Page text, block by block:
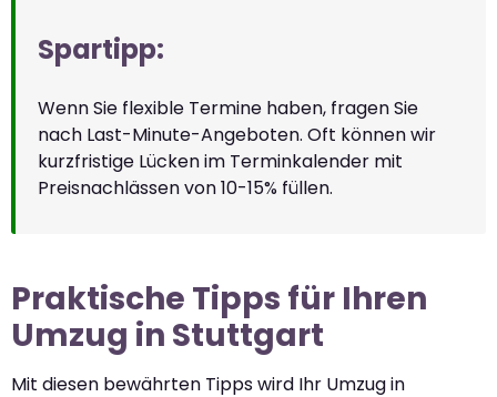
Spartipp:
Wenn Sie flexible Termine haben, fragen Sie
nach Last-Minute-Angeboten. Oft können wir
kurzfristige Lücken im Terminkalender mit
Preisnachlässen von 10-15% füllen.
Praktische Tipps für Ihren
Umzug in Stuttgart
Mit diesen bewährten Tipps wird Ihr Umzug in